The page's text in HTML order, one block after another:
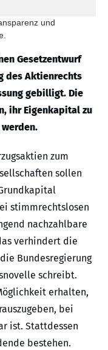
und
Gesetzentwurf
des Aktienrechts
gebilligt. Die
ihr Eigenkapital zu
zum
sollen
stimmrechtslosen
nachzahlbare
verhindert die
Bundesregierung
schreibt.
erhalten,
bei
ist. Stattdessen
bestehen.